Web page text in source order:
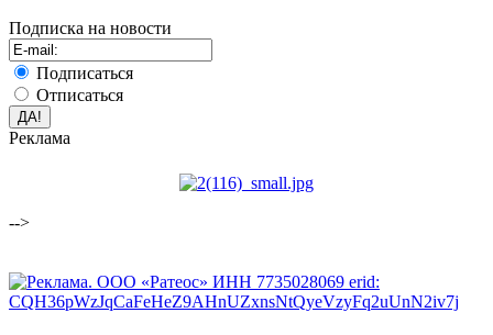
Подписка на новости
Подписаться
Отписаться
Реклама
-->